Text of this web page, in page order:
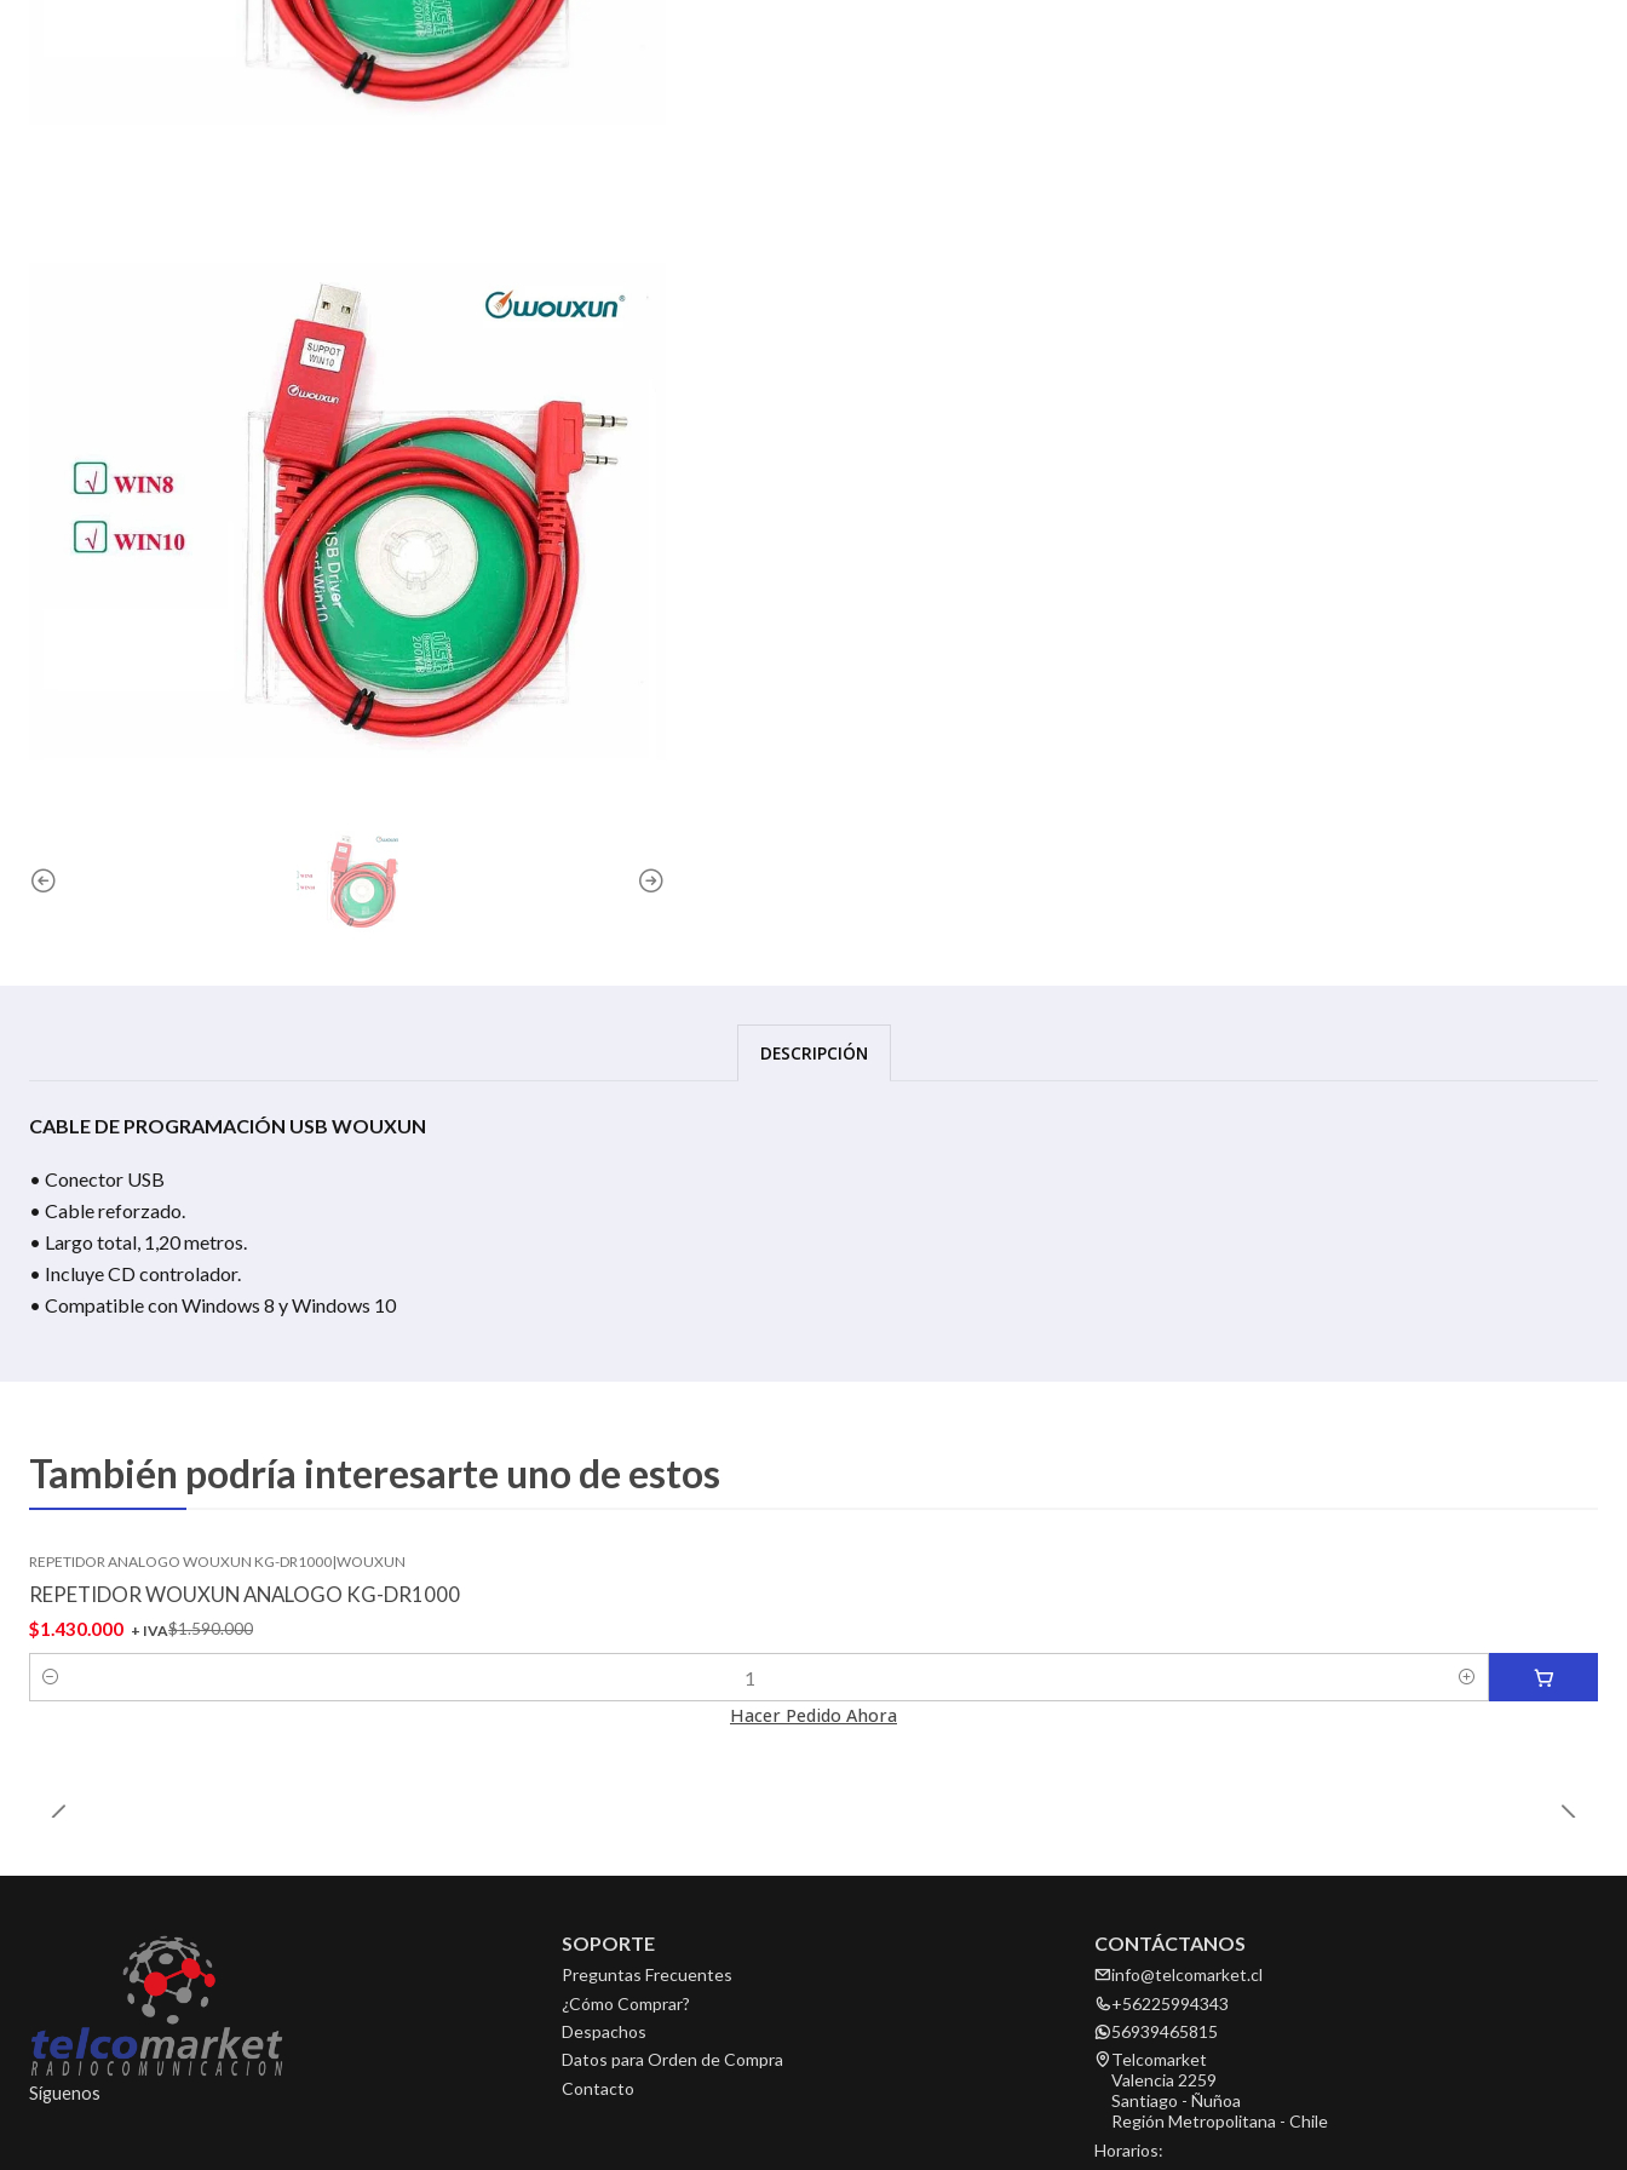
DESCRIPCIÓN
CABLE DE PROGRAMACIÓN USB WOUXUN
• Conector USB
• Cable reforzado.
• Largo total, 1,20 metros.
• Incluye CD controlador.
• Compatible con Windows 8 y Windows 10
También podría interesarte uno de estos
-10%
REPETIDOR ANALOGO WOUXUN KG-DR1000|WOUXUN
REPETIDOR WOUXUN ANALOGO KG-DR1000
$1.430.000 + IVA$1.590.000
Cantidad
Hacer Pedido Ahora
Síguenos
SOPORTE
Preguntas Frecuentes
¿Cómo Comprar?
Despachos
Datos para Orden de Compra
Contacto
CONTÁCTANOS
info@telcomarket.cl
+56225994343
56939465815
Telcomarket
Valencia 2259
Santiago - Ñuñoa
Región Metropolitana - Chile
Horarios: